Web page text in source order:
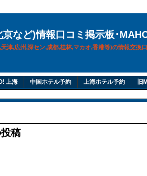
京など)情報口コミ掲示板･
津,広州,深セン,成都,桂林,マカオ,香港等)の情報交換
上海 中国ホテル予約 上海ホテル予約 旧
稿